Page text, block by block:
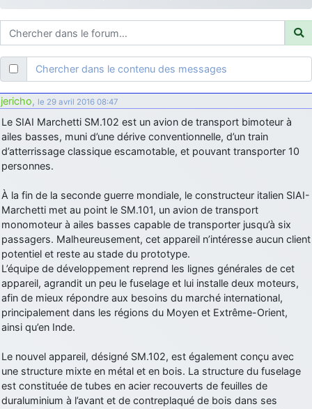
d9pouces: ouakamois > si tu parles du sujet sur l'Armée de l'Air,
bien sûr que oui !
je suis un avion@,._,+: Bonjour je viens d'arriver il y a quelques
moi et quelques avions n'ont pas les mêmes noms qu'aujourd'hui
ouakamois: Bonjourà toutes et à tous.en espérantque ces
quelques images du Pays Basque vous auront plu ; Agur…
d9pouces: Malheureusement nonun peu trop loin pour moi !
fox_50: Bonjour, certains parmis vous étaient-ils présent au
meeting de Lann Bihoué de 2026 ?
cachée dans les pins: Coucou et excellente année 2026 à tous et
au site!
jericho: Bonne année et tous mes meilleurs voeux à tous pour
2026 !
little boy : je vous souhaite un bon réveillon pour cette nouvelle
année!
jericho: Merci D9pouces, à mon tour de souhaiter un Joyeux Noël
et de bonnes fêtes de fin d'année.
d9pouces : Joyeux Noël à tous !
d9pouces: mais tu peux tenter l'un des rares lycées militaires
comme le Prytanée dans la Sarthe, ça ne peut pas faire de mal !
d9pouces: C'est plutôt après le lycée, voire après une prépa
scientifique, tu as donc encore un peu de temps devant toi
Chercher dans le contenu des messages
jericho, le 29 avril 2016 08:47
Le SIAI Marchetti SM.102 est un avion de transport bimoteur à
ailes basses, muni d’une dérive conventionnelle, d’un train
d’atterrissage classique escamotable, et pouvant transporter 10
personnes.
À la fin de la seconde guerre mondiale, le constructeur italien SIAI-
Marchetti met au point le SM.101, un avion de transport
monomoteur à ailes basses capable de transporter jusqu’à six
passagers. Malheureusement, cet appareil n’intéresse aucun client
potentiel et reste au stade du prototype.
L’équipe de développement reprend les lignes générales de cet
appareil, agrandit un peu le fuselage et lui installe deux moteurs,
afin de mieux répondre aux besoins du marché international,
principalement dans les régions du Moyen et Extrême-Orient,
ainsi qu’en Inde.
Le nouvel appareil, désigné SM.102, est également conçu avec
une structure mixte en métal et en bois. La structure du fuselage
est constituée de tubes en acier recouverts de feuilles de
duraluminium à l’avant et de contreplaqué de bois dans ses